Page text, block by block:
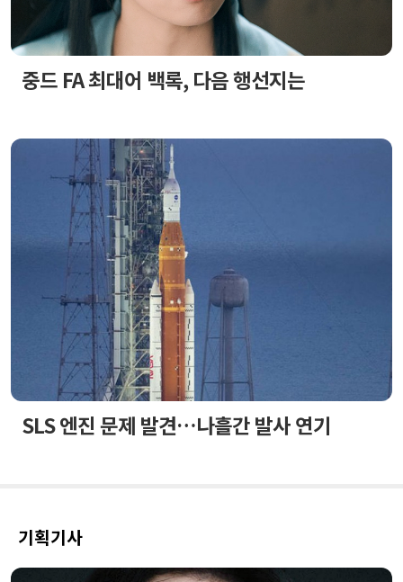
중드 FA 최대어 백록, 다음 행선지는
SLS 엔진 문제 발견…나흘간 발사 연기
기획기사